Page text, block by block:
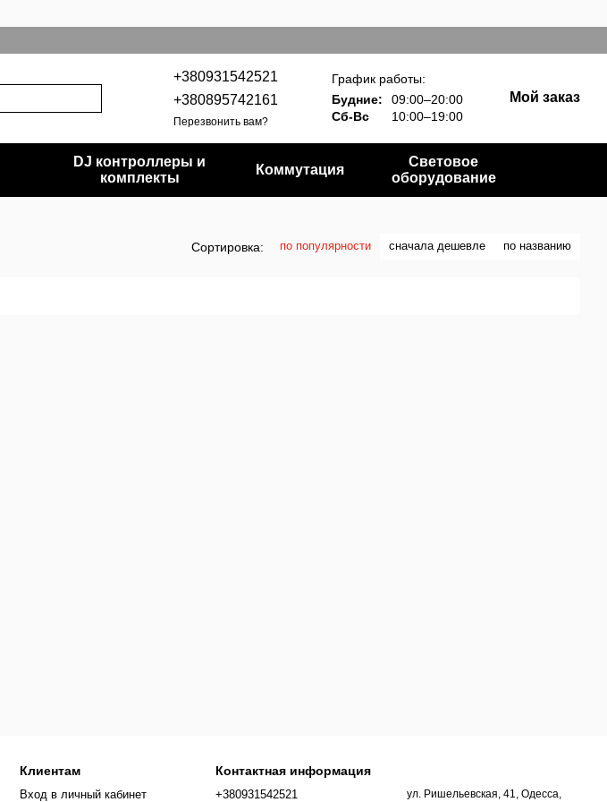
+380931542521
+380895742161
Перезвонить вам?
График работы:
Будние:
09:00–20:00
Сб-Вс
10:00–19:00
Мой заказ
DJ контроллеры и
комплекты
Коммутация
Световое
оборудование
Сортировка: по популярности сначала дешевле по названию
Клиентам
Вход в личный кабинет
Контактная информация
+380931542521
ул. Ришельевская, 41, Одесса,